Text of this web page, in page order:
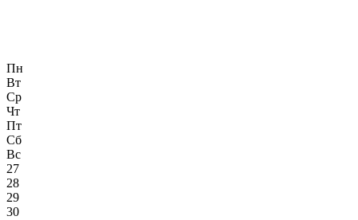
Пн
Вт
Ср
Чт
Пт
Сб
Вс
27
28
29
30